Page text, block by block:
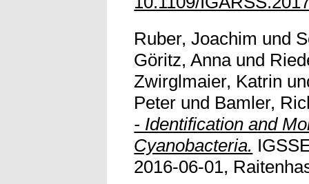
Ruber, Joachim und
Göritz, Annaund
Zwirglmaier, Katrin
Peter und Bamler,
- Identification and
Cyanobacteria.
2016-06-01,